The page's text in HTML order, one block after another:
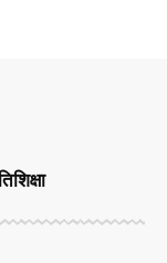
शिक्षा